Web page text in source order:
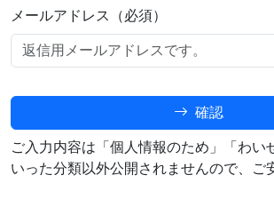
メールアドレス（必須）
確認
ご入力内容は「個人情報のため」「わい
いった分類以外公開されませんので、ご